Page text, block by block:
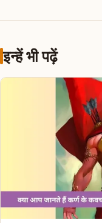
इन्हें भी पढ़ें